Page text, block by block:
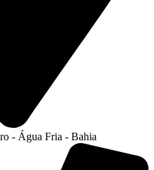
- Água Fria - Bahia